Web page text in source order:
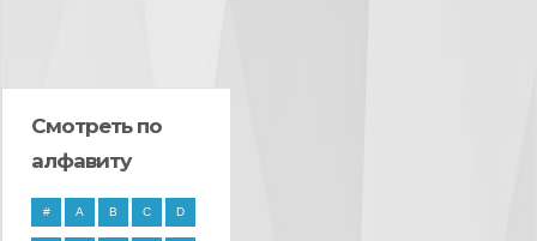
Смотреть по
алфавиту
# A B C D